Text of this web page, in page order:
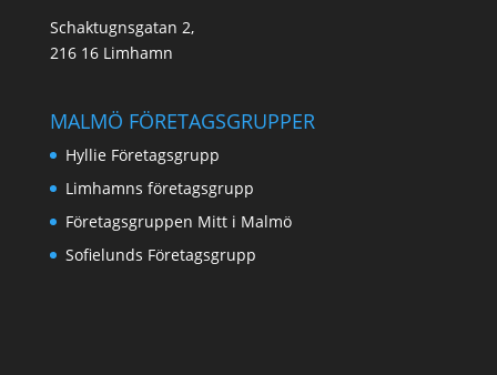
Schaktugnsgatan 2,
216 16 Limhamn
MALMÖ FÖRETAGSGRUPPER
Hyllie Företagsgrupp
Limhamns företagsgrupp
Företagsgruppen Mitt i Malmö
Sofielunds Företagsgrupp